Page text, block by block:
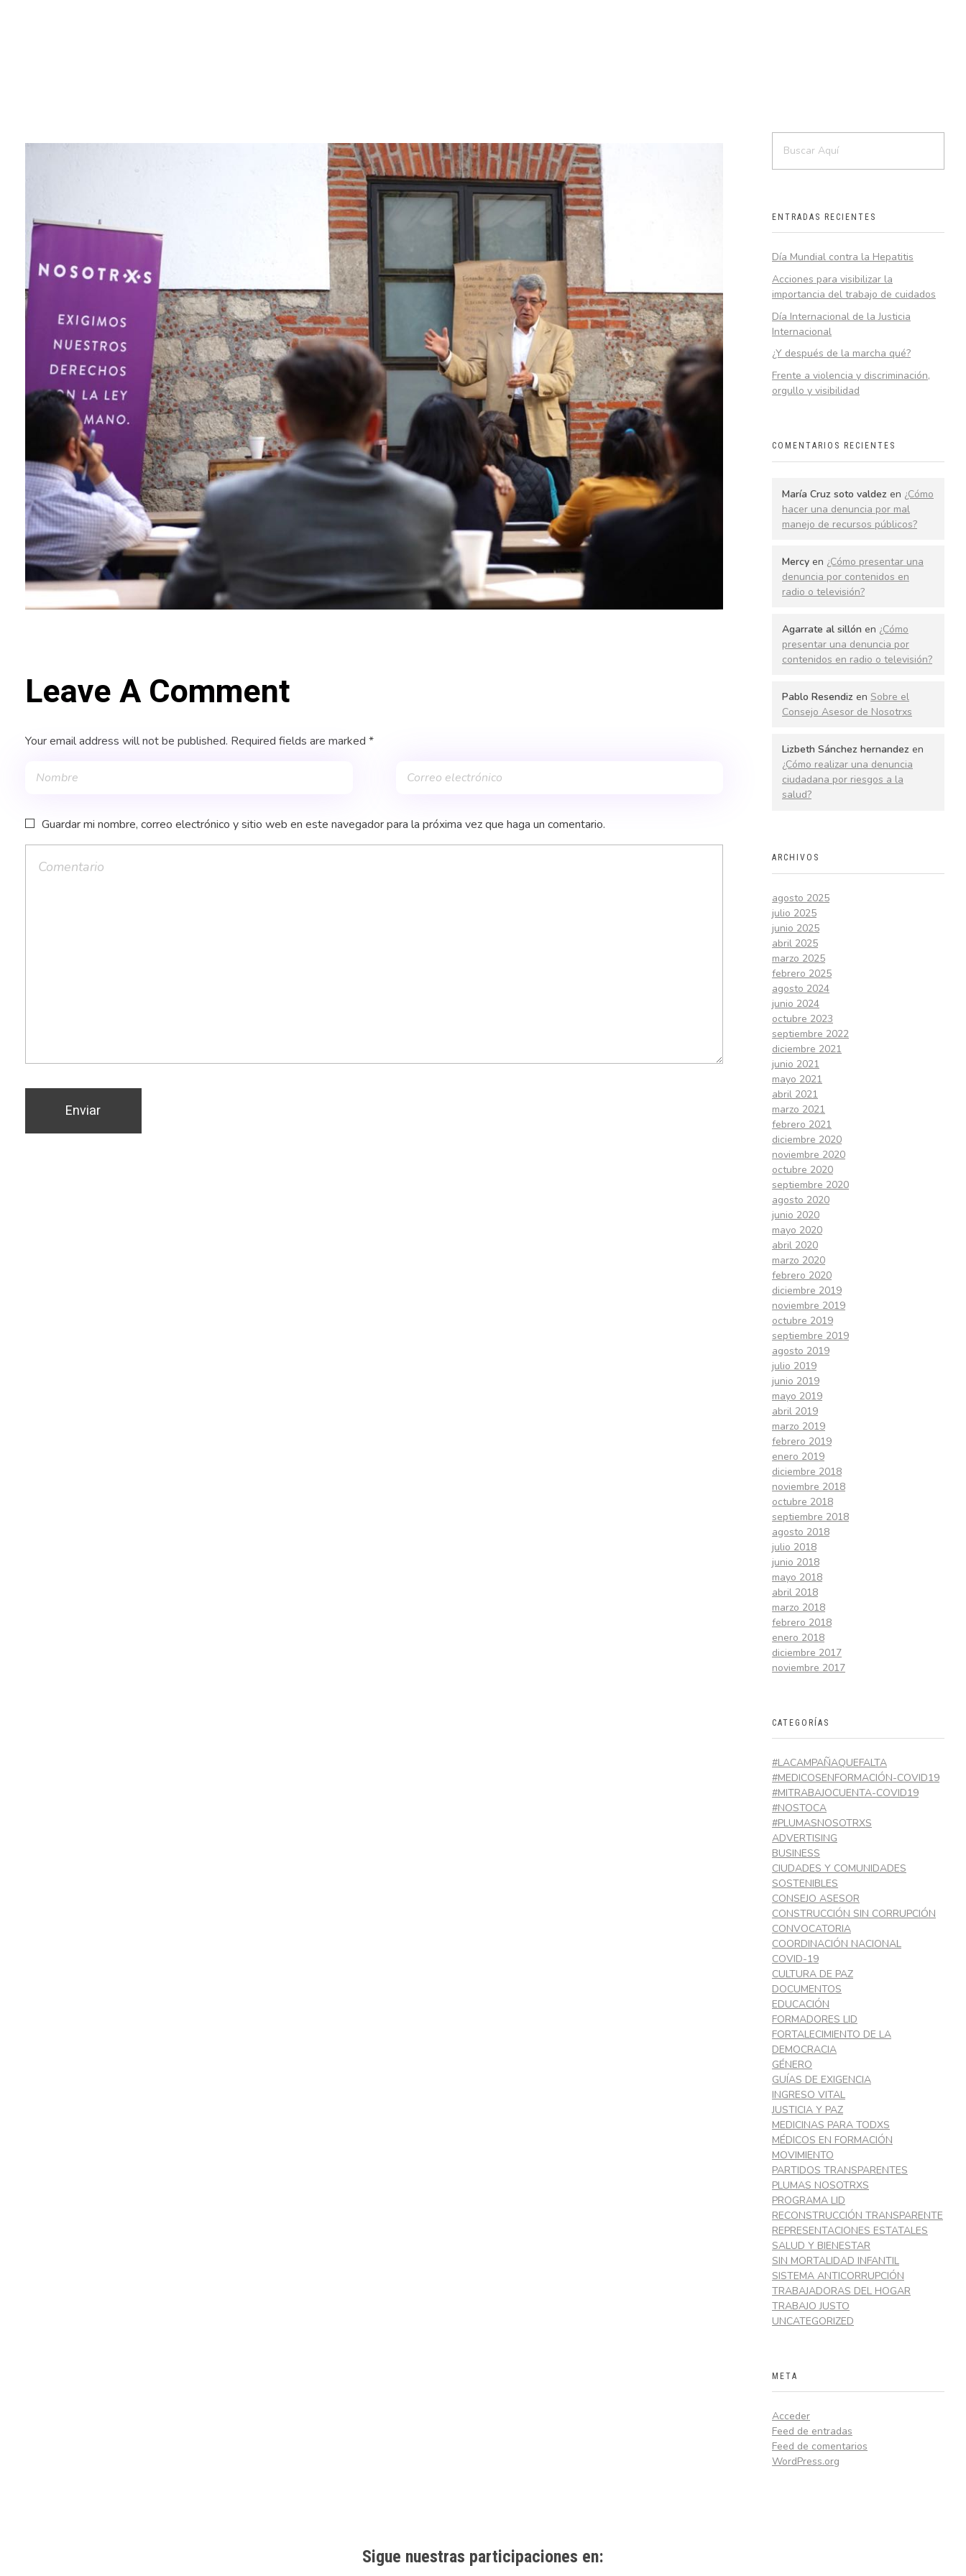
Leave A Comment
Your email address will not be published. Required fields are marked *
Guardar mi nombre, correo electrónico y sitio web en este navegador para la próxima vez que haga un comentario.
ENTRADAS RECIENTES
Día Mundial contra la Hepatitis
Acciones para visibilizar la
importancia del trabajo de cuidados
Día Internacional de la Justicia
Internacional
¿Y después de la marcha qué?
Frente a violencia y discriminación,
orgullo y visibilidad
COMENTARIOS RECIENTES
María Cruz soto valdez en ¿Cómo
hacer una denuncia por mal
manejo de recursos públicos?
Mercy en ¿Cómo presentar una
denuncia por contenidos en
radio o televisión?
Agarrate al sillón en ¿Cómo
presentar una denuncia por
contenidos en radio o televisión?
Pablo Resendiz en Sobre el
Consejo Asesor de Nosotrxs
Lizbeth Sánchez hernandez en
¿Cómo realizar una denuncia
ciudadana por riesgos a la
salud?
ARCHIVOS
agosto 2025
julio 2025
junio 2025
abril 2025
marzo 2025
febrero 2025
agosto 2024
junio 2024
octubre 2023
septiembre 2022
diciembre 2021
junio 2021
mayo 2021
abril 2021
marzo 2021
febrero 2021
diciembre 2020
noviembre 2020
octubre 2020
septiembre 2020
agosto 2020
junio 2020
mayo 2020
abril 2020
marzo 2020
febrero 2020
diciembre 2019
noviembre 2019
octubre 2019
septiembre 2019
agosto 2019
julio 2019
junio 2019
mayo 2019
abril 2019
marzo 2019
febrero 2019
enero 2019
diciembre 2018
noviembre 2018
octubre 2018
septiembre 2018
agosto 2018
julio 2018
junio 2018
mayo 2018
abril 2018
marzo 2018
febrero 2018
enero 2018
diciembre 2017
noviembre 2017
CATEGORÍAS
#LACAMPAÑAQUEFALTA
#MEDICOSENFORMACIÓN-COVID19
#MITRABAJOCUENTA-COVID19
#NOSTOCA
#PLUMASNOSOTRXS
ADVERTISING
BUSINESS
CIUDADES Y COMUNIDADES
SOSTENIBLES
CONSEJO ASESOR
CONSTRUCCIÓN SIN CORRUPCIÓN
CONVOCATORIA
COORDINACIÓN NACIONAL
COVID-19
CULTURA DE PAZ
DOCUMENTOS
EDUCACIÓN
FORMADORES LID
FORTALECIMIENTO DE LA
DEMOCRACIA
GÉNERO
GUÍAS DE EXIGENCIA
INGRESO VITAL
JUSTICIA Y PAZ
MEDICINAS PARA TODXS
MÉDICOS EN FORMACIÓN
MOVIMIENTO
PARTIDOS TRANSPARENTES
PLUMAS NOSOTRXS
PROGRAMA LID
RECONSTRUCCIÓN TRANSPARENTE
REPRESENTACIONES ESTATALES
SALUD Y BIENESTAR
SIN MORTALIDAD INFANTIL
SISTEMA ANTICORRUPCIÓN
TRABAJADORAS DEL HOGAR
TRABAJO JUSTO
UNCATEGORIZED
META
Acceder
Feed de entradas
Feed de comentarios
WordPress.org
Sigue nuestras participaciones en: